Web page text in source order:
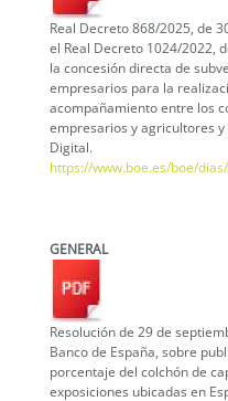
Real Decreto 868/2025, de
el Real Decreto 1024/2022,
la concesión directa de
empresarios para la
acompañamiento entre los
empresarios y agricultores
Digital.
https://www.boe.es/boe/
GENERAL
Resolución de 29 de
Banco de España, sobre
porcentaje del colchón de
exposiciones ubicadas en